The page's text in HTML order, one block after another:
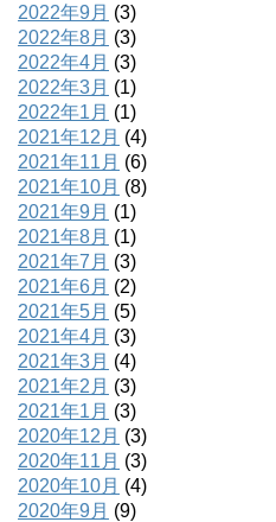
2022年9月 (3)
2022年8月 (3)
2022年4月 (3)
2022年3月 (1)
2022年1月 (1)
2021年12月 (4)
2021年11月 (6)
2021年10月 (8)
2021年9月 (1)
2021年8月 (1)
2021年7月 (3)
2021年6月 (2)
2021年5月 (5)
2021年4月 (3)
2021年3月 (4)
2021年2月 (3)
2021年1月 (3)
2020年12月 (3)
2020年11月 (3)
2020年10月 (4)
2020年9月 (9)